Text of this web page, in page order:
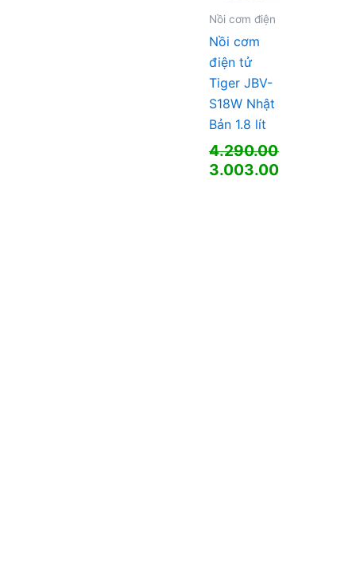
Nồi cơm điện
Nồi cơm
điện tử
Tiger JBV-
S18W Nhật
Bản 1.8 lít
4.290.000
Giá
3.003.000